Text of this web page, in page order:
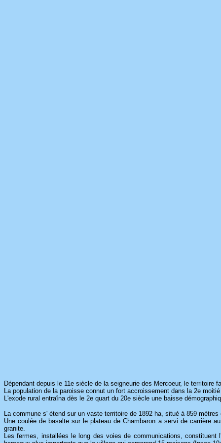
Dépendant depuis le 11e siècle de la seigneurie des Mercoeur, le territoire
La population de la paroisse connut un fort accroissement dans la 2e
L'exode rural entraîna dès le 2e quart du 20e siècle une baisse
La commune s' étend sur un vaste territoire de 1892 ha, situé à 859
Une coulée de basalte sur le plateau de Chambaron a servi de carrière
granite.
Les fermes, installées le long des voies de communications,